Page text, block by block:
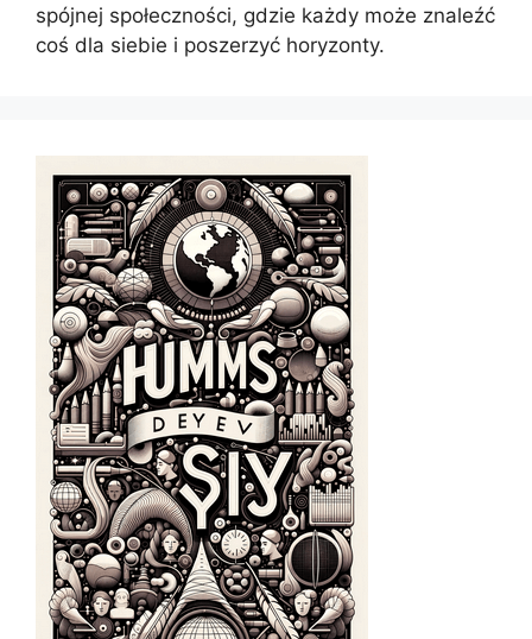
spójnej społeczności, gdzie każdy może znaleźć
coś dla siebie i poszerzyć horyzonty.